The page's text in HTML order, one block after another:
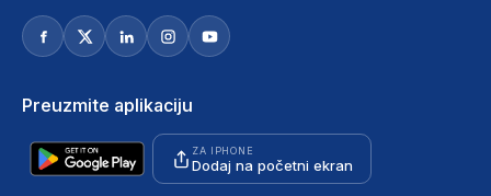
Preuzmite aplikaciju
ZA IPHONE
Dodaj na početni ekran